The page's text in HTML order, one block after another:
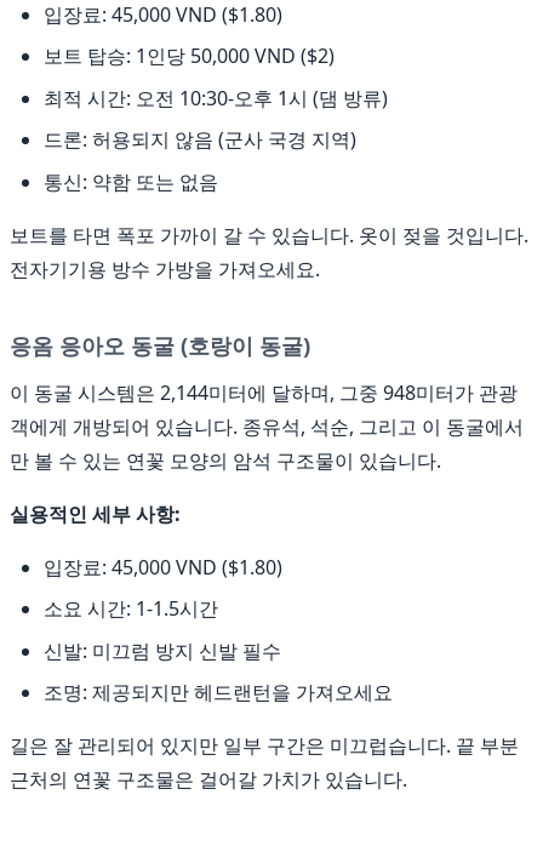
입장료: 45,000 VND ($1.80)
보트 탑승: 1인당 50,000 VND ($2)
최적 시간: 오전 10:30-오후 1시 (댐 방류)
드론: 허용되지 않음 (군사 국경 지역)
통신: 약함 또는 없음
보트를 타면 폭포 가까이 갈 수 있습니다. 옷이 젖을 것입니다.
전자기기용 방수 가방을 가져오세요.
응옴 응아오 동굴 (호랑이 동굴)
이 동굴 시스템은 2,144미터에 달하며, 그중 948미터가 관광
객에게 개방되어 있습니다. 종유석, 석순, 그리고 이 동굴에서
만 볼 수 있는 연꽃 모양의 암석 구조물이 있습니다.
실용적인 세부 사항:
입장료: 45,000 VND ($1.80)
소요 시간: 1-1.5시간
신발: 미끄럼 방지 신발 필수
조명: 제공되지만 헤드랜턴을 가져오세요
길은 잘 관리되어 있지만 일부 구간은 미끄럽습니다. 끝 부분
근처의 연꽃 구조물은 걸어갈 가치가 있습니다.